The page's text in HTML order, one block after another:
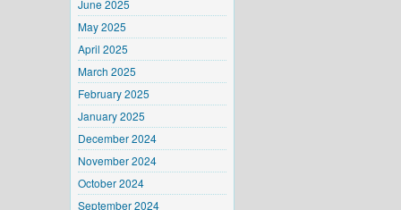
June 2025
May 2025
April 2025
March 2025
February 2025
January 2025
December 2024
November 2024
October 2024
September 2024